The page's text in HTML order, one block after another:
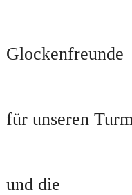
Glockenfreunde
für unseren
und die